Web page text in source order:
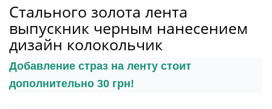
Стального золота лента
выпускник черным нанесением
дизайн колокольчик
Добавление страз на ленту стоит
дополнительно 30 грн!